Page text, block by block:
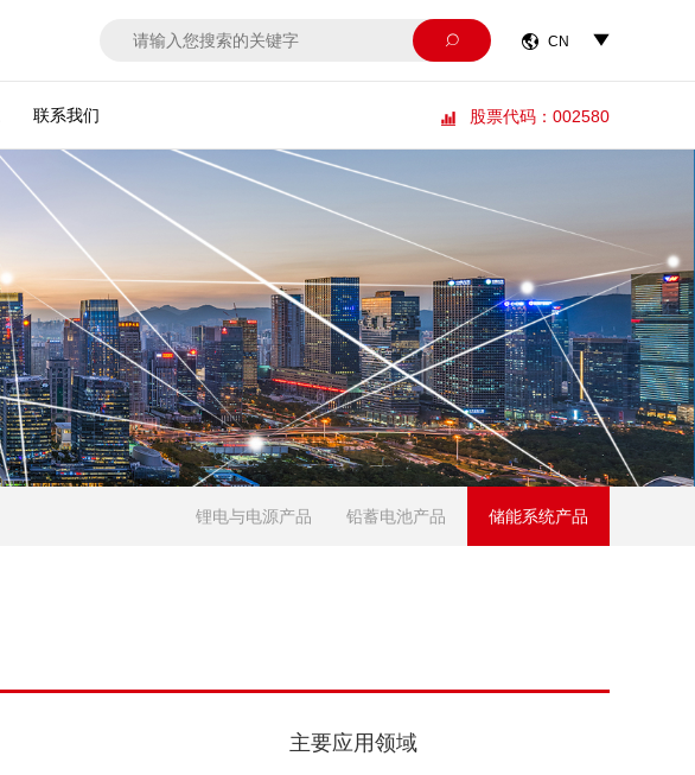
  CN 
联系我们  股票代码：002580
锂电与电源产品 铅蓄电池产品 储能系统产品
主要应用领域